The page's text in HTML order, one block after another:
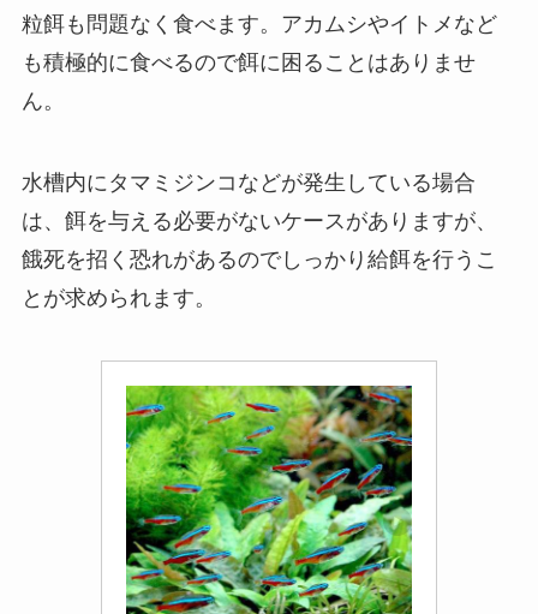
粒餌も問題なく食べます。アカムシやイトメなど
も積極的に食べるので餌に困ることはありませ
ん。
水槽内にタマミジンコなどが発生している場合
は、餌を与える必要がないケースがありますが、
餓死を招く恐れがあるのでしっかり給餌を行うこ
とが求められます。